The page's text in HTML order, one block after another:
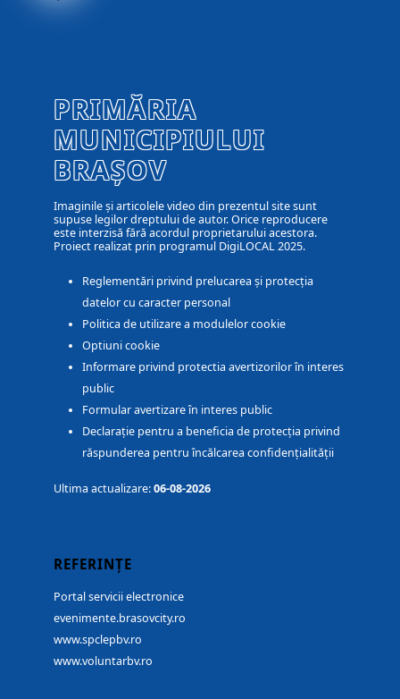
PRIMĂRIA
MUNICIPIULUI
BRAȘOV
Imaginile și articolele video din prezentul site sunt
supuse legilor dreptului de autor. Orice reproducere
este interzisă fără acordul proprietarului acestora.
Proiect realizat prin programul DigiLOCAL 2025.
Reglementări privind prelucarea și protecția
datelor cu caracter personal
Politica de utilizare a modulelor cookie
Optiuni cookie
Informare privind protectia avertizorilor în interes
public
Formular avertizare în interes public
Declarație pentru a beneficia de protecția privind
răspunderea pentru încălcarea confidențialității
Ultima actualizare:06-08-2026
REFERINȚE
Portal servicii electronice
evenimente.brasovcity.ro
www.spclepbv.ro
www.voluntarbv.ro